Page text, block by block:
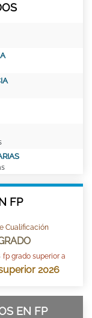
FP
Cualificación
fp grado superior a
2026
EN FP